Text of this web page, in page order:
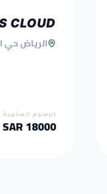
CLOUD
الرياض حي
الرسوم السنوية
18000 SAR